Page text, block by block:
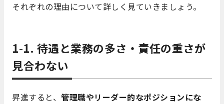
それぞれの理由について詳しく見ていきましょう。
1-1. 待遇と業務の多さ・責任の重さが
見合わない
昇進すると、 管理職やリーダー的なポジションにな